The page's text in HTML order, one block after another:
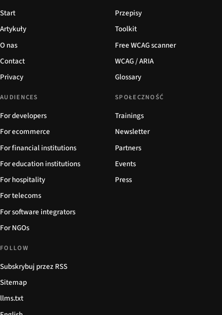
Start
Artykuły
O nas
Contact
Privacy
Przepisy
Toolkit
Free WCAG scanner
WCAG / ARIA
Glossary
AUDIENCES
For developers
For ecommerce
For financial institutions
For education institutions
For hospitality
For telecoms
For software integrators
For NGOs
SPOŁECZNOŚĆ
Trainings
Newsletter
Partners
Events
Press
FOLLOW
Subskrybuj przez RSS
Sitemap
llms.txt